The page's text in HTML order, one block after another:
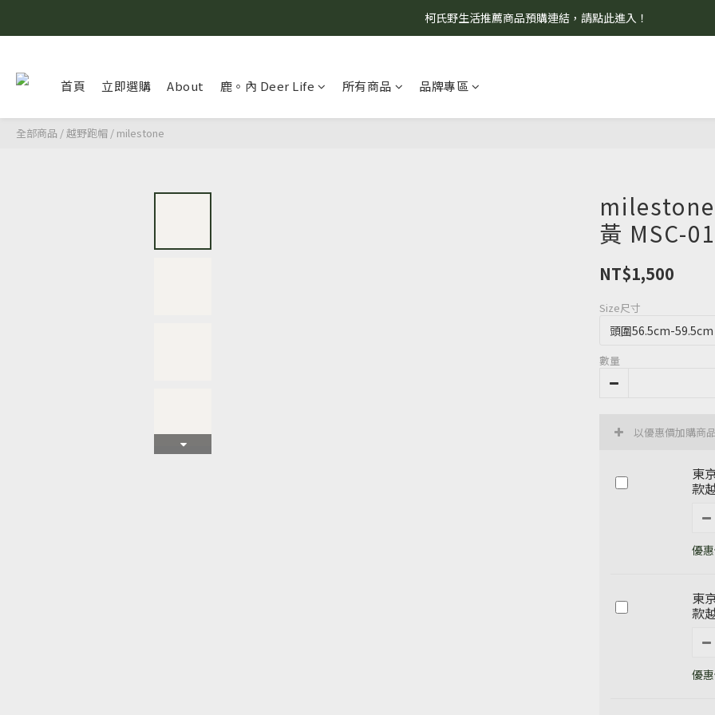
8/7 當天暫停開放工作室。請見諒！
柯氏野生活推薦商品預購連結，請點此進入！
首頁 立即選購 About 鹿。內 Deer Life 所有商品 品牌專區
全部商品 /越野跑帽 / milestone
黃 MSC-
NT$1,500
Size尺寸
數量
以優惠價加購商
東
款
優
東
款
優